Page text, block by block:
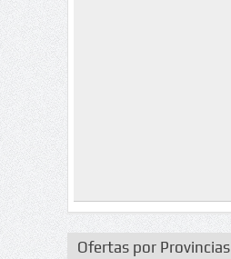
Ofertas por Provincias